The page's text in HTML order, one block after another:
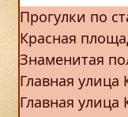
Прогулки по
Красная
Знаменитая
Главная улица
Главная улица